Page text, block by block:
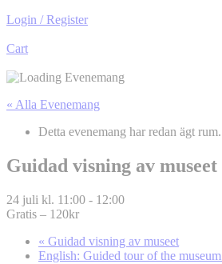
Login / Register
Cart
« Alla Evenemang
Detta evenemang har redan ägt rum.
Guidad visning av museet
24 juli kl. 11:00 - 12:00
Gratis – 120kr
« Guidad visning av museet
English: Guided tour of the museum